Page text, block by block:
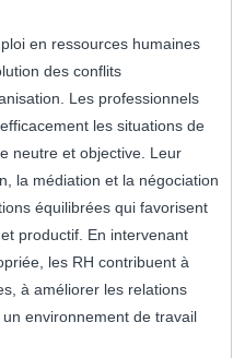
en ressources humaines
des conflits
Les professionnels
les situations de
neutre et objective. Leur
la médiation et la négociation
équilibrées qui favorisent
productif. En intervenant
les RH contribuent à
à améliorer les relations
environnement de travail